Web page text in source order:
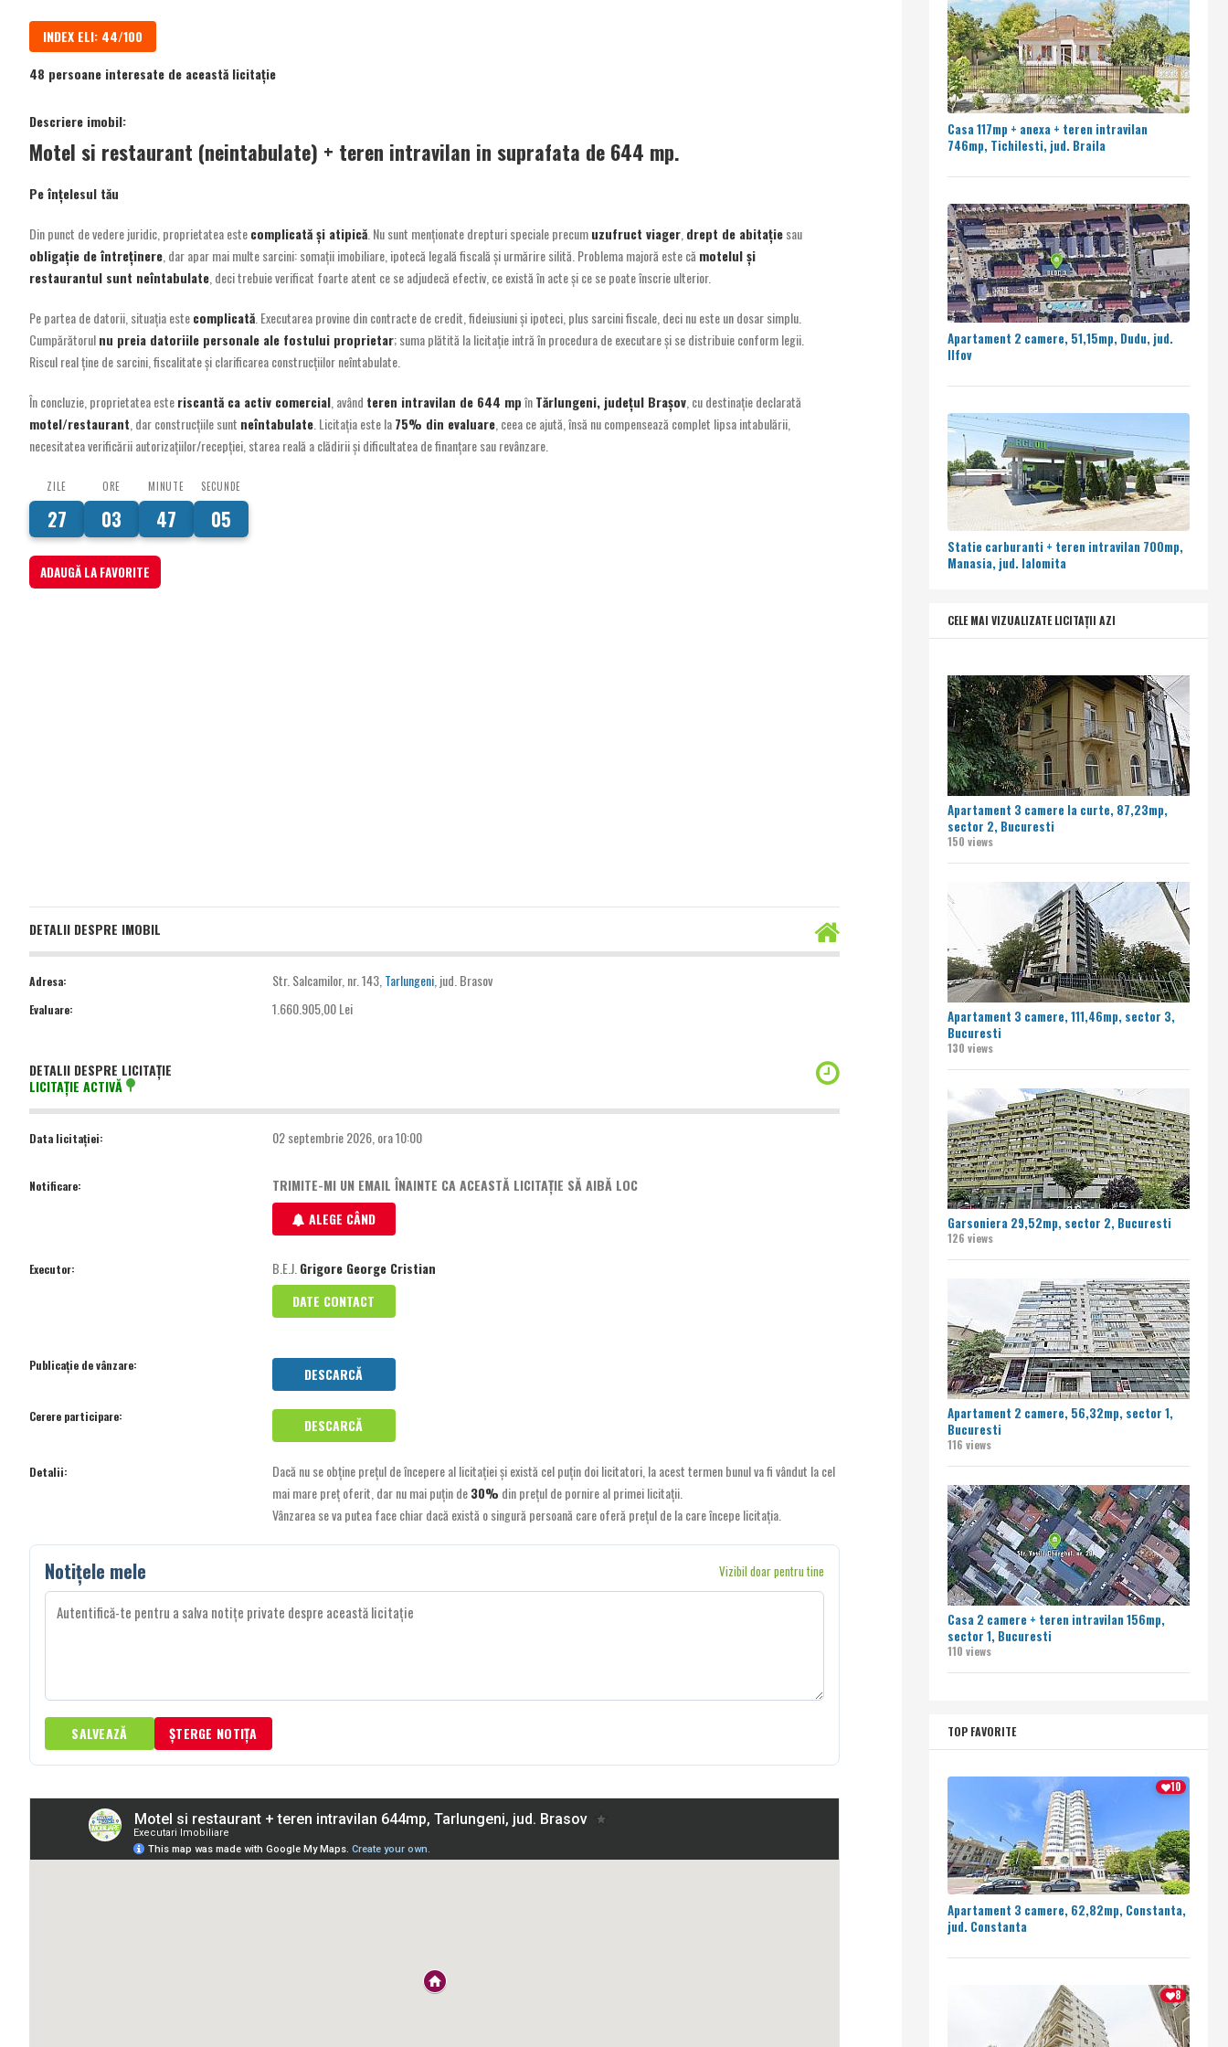
INDEX ELI: 44/100
48 persoane interesate de această licitație
Descriere imobil:
Motel si restaurant (neintabulate) + teren intravilan in suprafata de 644 mp.
Pe înțelesul tău
Din punct de vedere juridic, proprietatea estecomplicată și atipică . Nu sunt menționate drepturi speciale precumuzufruct viager drept de abitațiesau
obligație de întreținere , dar apar mai multe sarcini: somații imobiliare, ipotecă legală fiscală și urmărire silită. Problema majoră este că motelul și
restaurantul sunt neîntabulate , deci trebuie verificat foarte atent ce se adjudecă efectiv, ce există în acte și ce se poate înscrie ulterior.
Pe partea de datorii, situația estecomplicată . Executarea provine din contracte de credit, fideiusiuni și ipoteci, plus sarcini fiscale, deci nu este un dosar simplu.
Cumpărătorulnu preia datoriile personale ale fostului proprietar; suma plătită la licitație intră în procedura de executare și se distribuie conform legii.
Riscul real ține de sarcini, fiscalitate și clarificarea construcțiilor neîntabulate.
În concluzie, proprietatea esteriscantă ca activ comercial , având teren intravilan de 644 mpînTărlungeni, județul Brașov , cu destinație declarată
motel/restaurant , dar construcțiile sunt neîntabulate . Licitația este la75% din evaluare , ceea ce ajută, însă nu compensează complet lipsa intabulării,
necesitatea verificării autorizațiilor/recepției, starea reală a clădirii și dificultatea de finanțare sau revânzare.
ZILE
27
ORE
03
MINUTE
47
SECUNDE
03
ADAUGĂ LA FAVORITE
DETALII DESPRE IMOBIL
Adresa: Str. Salcamilor, nr. 143, Tarlungeni , jud. Brasov
Evaluare: 1.660.905,00 Lei
DETALII DESPRE LICITAȚIE
LICITAȚIE ACTIVĂ
Data licitației: 02 septembrie 2026, ora 10:00
Notificare:
TRIMITE-MI UN EMAIL ÎNAINTE CA ACEASTĂ LICITAȚIE SĂ AIBĂ LOC
ALEGE CÂND
Executor: B.E.J. Grigore George Cristian
DATE CONTACT
Publicație de vânzare: DESCARCĂ
Cerere participare: DESCARCĂ
Detalii:
Dacă nu se obține prețul de începere al licitației și există cel puțin doi licitatori, la acest termen bunul va fi vândut la cel
mai mare preț oferit, dar nu mai puțin de30% din prețul de pornire al primei licitații.
Vânzarea se va putea face chiar dacă există o singură persoană care oferă prețul de la care începe licitația.
Notițele mele Vizibil doar pentru tine
SALVEAZĂ ȘTERGE NOTIȚA
Casa 117mp + anexa + teren intravilan
746mp, Tichilesti, jud. Braila
Apartament 2 camere, 51,15mp, Dudu, jud.
Ilfov
Statie carburanti + teren intravilan 700mp,
Manasia, jud. Ialomita
CELE MAI VIZUALIZATE LICITAȚII AZI
Apartament 3 camere la curte, 87,23mp,
sector 2, Bucuresti
150 views
Apartament 3 camere, 111,46mp, sector 3,
Bucuresti
130 views
Garsoniera 29,52mp, sector 2, Bucuresti
126 views
Apartament 2 camere, 56,32mp, sector 1,
Bucuresti
116 views
Casa 2 camere + teren intravilan 156mp,
sector 1, Bucuresti
110 views
TOP FAVORITE
10
Apartament 3 camere, 62,82mp, Constanta,
jud. Constanta
8